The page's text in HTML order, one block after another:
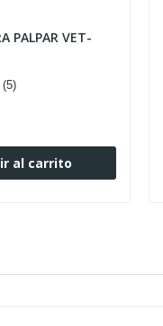
PALPAR VET-
(5)
al carrito